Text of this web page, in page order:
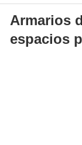
cocina blancos
pequeños
Armarios
espacios